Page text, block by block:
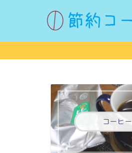
コーヒー